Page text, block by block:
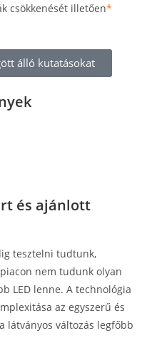
csökkenését illetően*
álló kutatásokat
és ajánlott
tesztelni tudtunk,
nem tudunk olyan
LED lenne. A technológia
az egyszerű és
látványos változás legfőbb